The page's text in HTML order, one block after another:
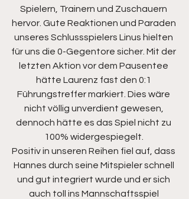
Spielern, Trainern und Zuschauern
hervor. Gute Reaktionen und Paraden
unseres Schlussspielers Linus hielten
für uns die 0-Gegentore sicher. Mit der
letzten Aktion vor dem Pausentee
hätte Laurenz fast den 0:1
Führungstreffer markiert. Dies wäre
nicht völlig unverdient gewesen,
dennoch hätte es das Spiel nicht zu
100% widergespiegelt.
Positiv in unseren Reihen fiel auf, dass
Hannes durch seine Mitspieler schnell
und gut integriert wurde und er sich
auch toll ins Mannschaftsspiel